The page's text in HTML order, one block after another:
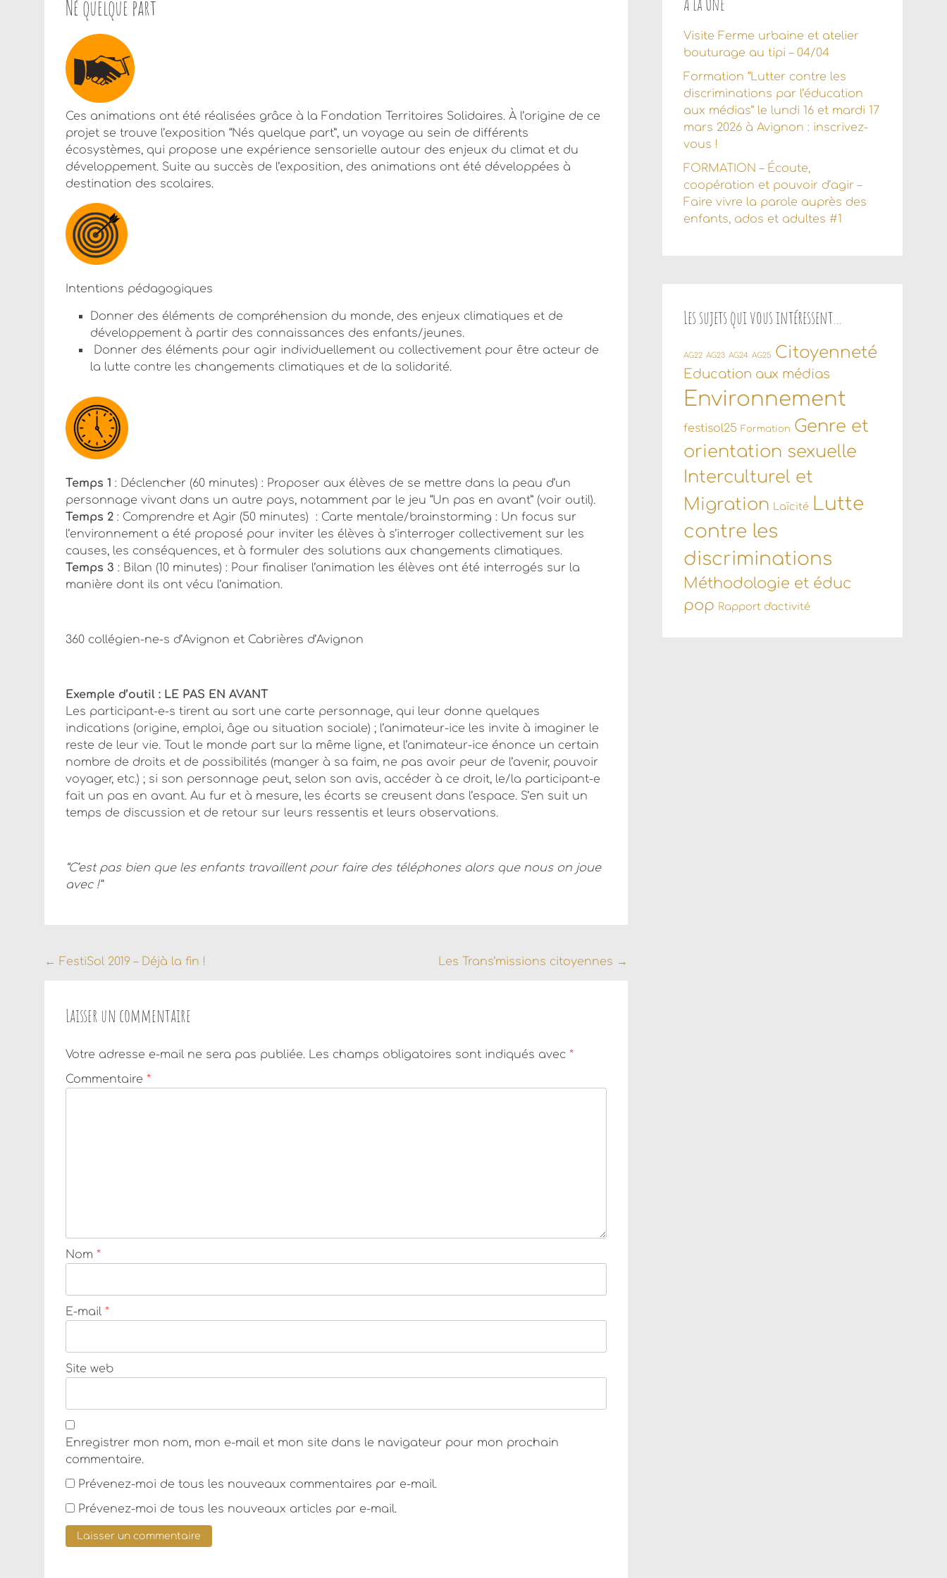
Né quelque part
Ces animations ont été réalisées grâce à la Fondation Territoires Solidaires. À l’origine de ce
projet se trouve l’exposition “Nés quelque part”, un voyage au sein de différents
écosystèmes, qui propose une expérience sensorielle autour des enjeux du climat et du
développement. Suite au succès de l’exposition, des animations ont été développées à
destination des scolaires.
Intentions pédagogiques
Donner des éléments de compréhension du monde, des enjeux climatiques et de
développement à partir des connaissances des enfants/jeunes.
Donner des éléments pour agir individuellement ou collectivement pour être acteur de
la lutte contre les changements climatiques et de la solidarité.
Temps 1 : Déclencher (60 minutes) : Proposer aux élèves de se mettre dans la peau d’un
personnage vivant dans un autre pays, notamment par le jeu “Un pas en avant” (voir outil).
Temps 2 : Comprendre et Agir (50 minutes) : Carte mentale/brainstorming : Un focus sur
l’environnement a été proposé pour inviter les élèves à s’interroger collectivement sur les
causes, les conséquences, et à formuler des solutions aux changements climatiques.
Temps 3 : Bilan (10 minutes) : Pour finaliser l’animation les élèves ont été interrogés sur la
manière dont ils ont vécu l’animation.
360 collégien-ne-s d’Avignon et Cabrières d’Avignon
Exemple d’outil : LE PAS EN AVANT
Les participant-e-s tirent au sort une carte personnage, qui leur donne quelques
indications (origine, emploi, âge ou situation sociale) ; l’animateur-ice les invite à imaginer le
reste de leur vie. Tout le monde part sur la même ligne, et l’animateur-ice énonce un certain
nombre de droits et de possibilités (manger à sa faim, ne pas avoir peur de l’avenir, pouvoir
voyager, etc.) ; si son personnage peut, selon son avis, accéder à ce droit, le/la participant-e
fait un pas en avant. Au fur et à mesure, les écarts se creusent dans l’espace. S’en suit un
temps de discussion et de retour sur leurs ressentis et leurs observations.
“C’est pas bien que les enfants travaillent pour faire des téléphones alors que nous on joue
avec !”
Navigation
l'article
← FestiSol 2019 – Déjà la fin ! Les Trans’missions citoyennes →
Laisser un commentaire
Votre adresse e-mail ne sera pas publiée. Les champs obligatoires sont indiqués avec *
Commentaire *
Nom *
E-mail *
Site web
Enregistrer mon nom, mon e-mail et mon site dans le navigateur pour mon prochain
commentaire.
Prévenez-moi de tous les nouveaux commentaires par e-mail.
Prévenez-moi de tous les nouveaux articles par e-mail.
Visite Ferme urbaine et atelier
bouturage au tipi – 04/04
Formation “Lutter contre les
discriminations par l’éducation
aux médias” le lundi 16 et mardi 17
mars 2026 à Avignon : inscrivez-
vous !
FORMATION – Écoute,
coopération et pouvoir d’agir –
Faire vivre la parole auprès des
enfants, ados et adultes #1
Les sujets qui vous intéressent…
AG22 AG23 AG24 AG25 Citoyenneté
Education aux médias
Environnement
festisol25 Formation Genre et
orientation sexuelle
Interculturel et
Migration
Laïcité Lutte
contre les
discriminations
Méthodologie et éduc
pop Rapport d'activité